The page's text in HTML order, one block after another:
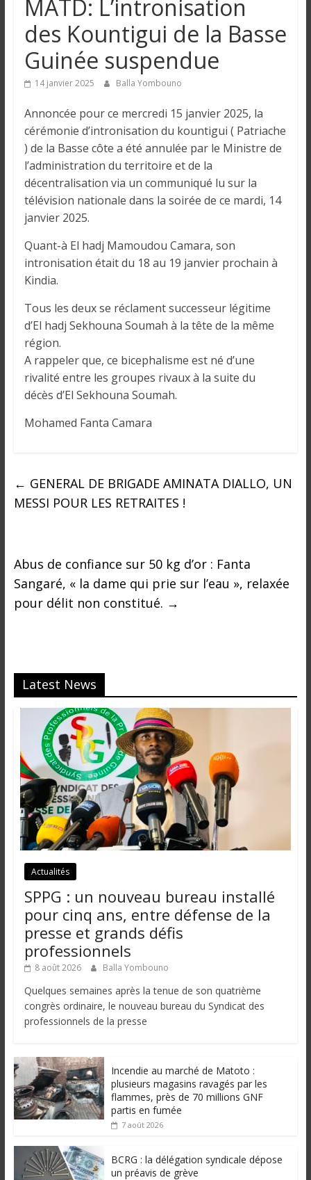
n
g
u
e
s
s
l
a
u
e
m
MATD: L’intronisation
des Kountigui de la Basse
Guinée suspendue
14 janvier 2025 Balla Yombouno
Annoncée pour ce mercredi 15 janvier 2025, la
cérémonie d’intronisation du kountigui ( Patriache
) de la Basse côte a été annulée par le Ministre de
l’administration du territoire et de la
décentralisation via un communiqué lu sur la
télévision nationale dans la soirée de ce mardi, 14
janvier 2025.
Quant-à El hadj Mamoudou Camara, son
intronisation était du 18 au 19 janvier prochain à
Kindia.
Tous les deux se réclament successeur légitime
d’El hadj Sekhouna Soumah à la tête de la même
région.
A rappeler que, ce bicephalisme est né d’une
rivalité entre les groupes rivaux à la suite du
décès d’El Sekhouna Soumah.
Mohamed Fanta Camara
← GENERAL DE BRIGADE AMINATA DIALLO, UN
MESSI POUR LES RETRAITES !
Abus de confiance sur 50 kg d’or : Fanta
Sangaré, « la dame qui prie sur l’eau », relaxée
pour délit non constitué. →
Latest News
Actualités
SPPG : un nouveau bureau installé
pour cinq ans, entre défense de la
presse et grands défis
professionnels
8 août 2026 Balla Yombouno
Quelques semaines après la tenue de son quatrième
congrès ordinaire, le nouveau bureau du Syndicat des
professionnels de la presse
Incendie au marché de Matoto :
plusieurs magasins ravagés par les
flammes, près de 70 millions GNF
partis en fumée
7 août 2026
BCRG : la délégation syndicale dépose
un préavis de grève